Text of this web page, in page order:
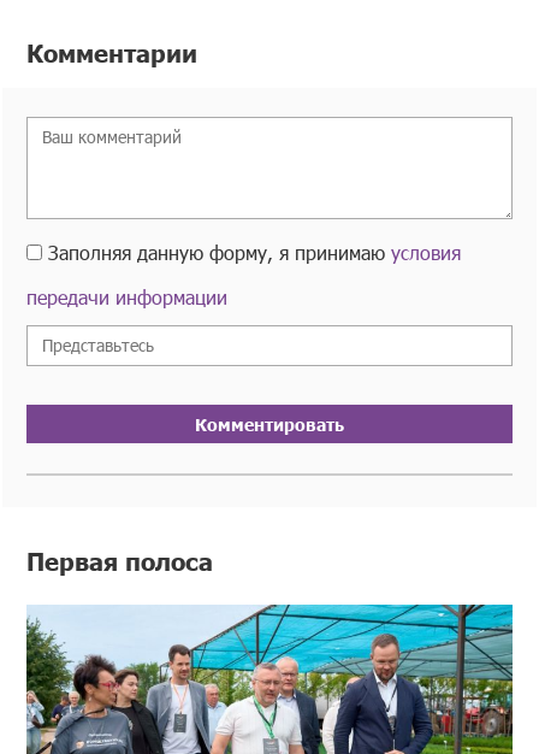
Комментарии
Заполняя данную форму, я принимаюусловия
передачи информации
Комментировать
Первая полоса